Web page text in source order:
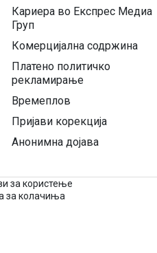
Кариера во Експрес Медиа
Груп
Комерцијална содржина
Платено политичко
рекламирање
Времеплов
Пријави корекција
Анонимна дојава
за користење
за колачиња